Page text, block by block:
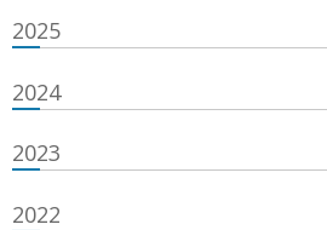
2025
2024
2023
2022